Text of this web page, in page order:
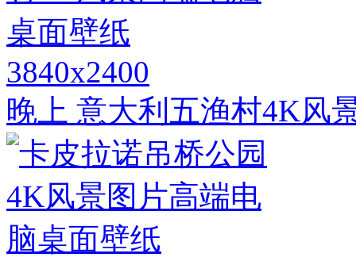
3840x2400
晚上 意大利五渔村4K风